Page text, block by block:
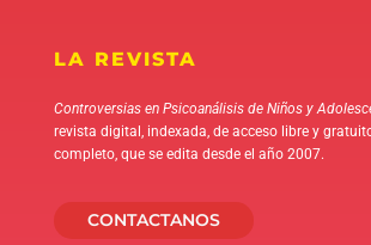
LA REVISTA
Controversias en Psicoanálisis de Niños y
revista digital, indexada, de acceso libre y
completo, que se edita desde el año 2007.
CONTACTANOS